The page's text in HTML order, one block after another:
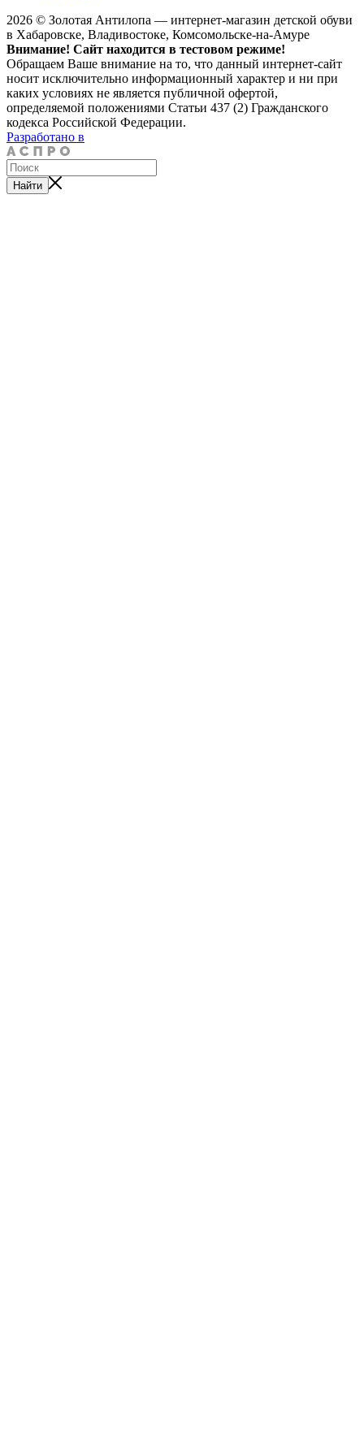
2026 © Золотая Антилопа — интернет-магазин детской обуви
в Хабаровске, Владивостоке, Комсомольске-на-Амуре
Внимание! Сайт находится в тестовом режиме!
Обращаем Ваше внимание на то, что данный интернет-сайт
носит исключительно информационный характер и ни при
каких условиях не является публичной офертой,
определяемой положениями Статьи 437 (2) Гражданского
кодекса Российской Федерации.
Разработано в
Найти